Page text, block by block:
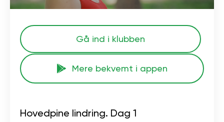
Gå ind i klubben
Mere bekvemt i appen
Hovedpine lindring. Dag 1